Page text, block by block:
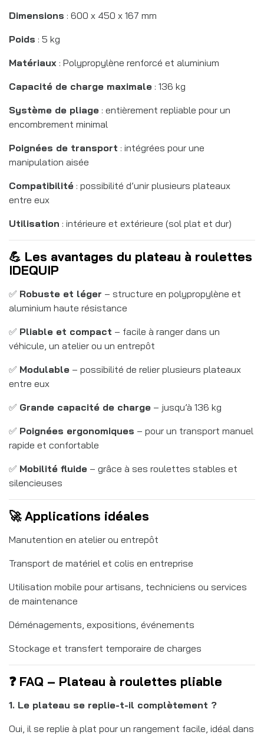
Dimensions : 600 x 450 x 167 mm
Poids : 5 kg
Matériaux : Polypropylène renforcé et aluminium
Capacité de charge maximale : 136 kg
Système de pliage : entièrement repliable pour un
encombrement minimal
Poignées de transport : intégrées pour une
manipulation aisée
Compatibilité : possibilité d’unir plusieurs plateaux
entre eux
Utilisation : intérieure et extérieure (sol plat et dur)
💪 Les avantages du plateau à roulettes
IDEQUIP
✅ Robuste et léger – structure en polypropylène et
aluminium haute résistance
✅ Pliable et compact – facile à ranger dans un
véhicule, un atelier ou un entrepôt
✅ Modulable – possibilité de relier plusieurs plateaux
entre eux
✅ Grande capacité de charge – jusqu’à 136 kg
✅ Poignées ergonomiques – pour un transport manuel
rapide et confortable
✅ Mobilité fluide – grâce à ses roulettes stables et
silencieuses
🚀 Applications idéales
Manutention en atelier ou entrepôt
Transport de matériel et colis en entreprise
Utilisation mobile pour artisans, techniciens ou services
de maintenance
Déménagements, expositions, événements
Stockage et transfert temporaire de charges
❓ FAQ – Plateau à roulettes pliable
1. Le plateau se replie-t-il complètement ?
Oui, il se replie à plat pour un rangement facile, idéal dans